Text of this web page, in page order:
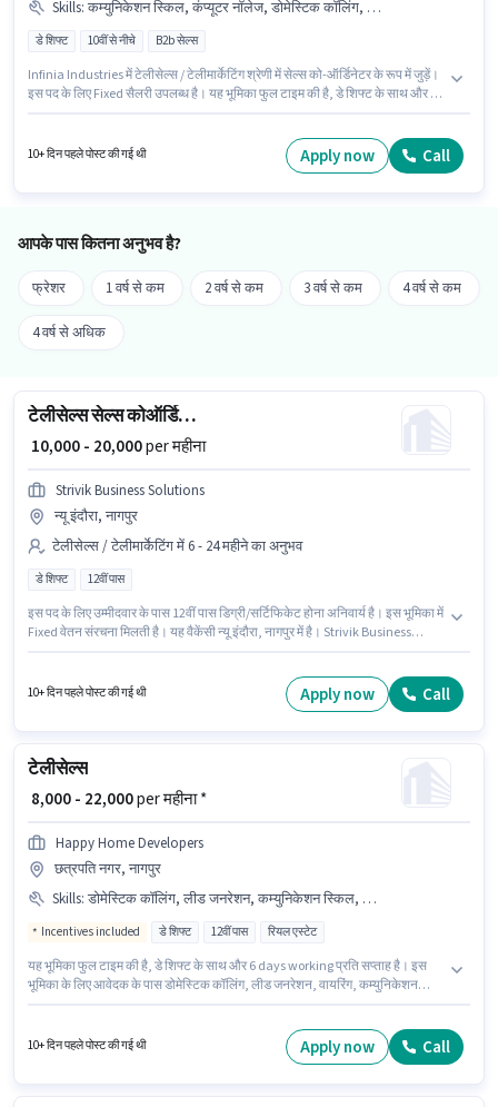
Skills: कम्युनिकेशन स्किल, कंप्यूटर नॉलेज, डोमेस्टिक कॉलिंग, PAN कार्ड, बैंक अकाउंट, इंटरनेशनल कॉलिंग, लैपटॉप/डेस्कटॉप, आउटबाउंड/कोल्ड कॉलिंग, इंटरनेट कनेक्शन, आधार कार्ड
डे शिफ्ट 10वीं से नीचे B2b सेल्स
Infinia Industries में टेलीसेल्स / टेलीमार्केटिंग श्रेणी में सेल्स को-ऑर्डिनेटर के रूप में जुड़ें।
इस पद के लिए Fixed सैलरी उपलब्ध है। यह भूमिका फुल टाइम की है, डे शिफ्ट के साथ और 6
जैसी स्किल्स होनी चाहिए। यह वैकेंसी इंदौरा, नागपुर में है। इस भूमिका के लिए आवेदन करने
हेतु उम्मीदवार के पास इंटरनेट कनेक्शन, लैपटॉप/डेस्कटॉप होना चाहिए।
10+ दिन पहले पोस्ट की गई थी Apply now Call
आपके पास कितना अनुभव है?
फ्रेशर 1 वर्ष से कम 2 वर्ष से कम 3 वर्ष से कम 4 वर्ष से कम
4 वर्ष से अधिक
टेलीसेल्स सेल्स कोऑर्डिनेटर
₹ 10,000 - 20,000per महीना
Strivik Business Solutions
न्यू इंदौरा, नागपुर
टेलीसेल्स / टेलीमार्केटिंग में 6 - 24 महीने का अनुभव
डे शिफ्ट 12वीं पास
इस पद के लिए उम्मीदवार के पास 12वीं पास डिग्री/सर्टिफिकेट होना अनिवार्य है। इस भूमिका में
Fixed वेतन संरचना मिलती है। यह वैकेंसी न्यू इंदौरा, नागपुर में है। Strivik Business
₹20000 रहेगा। यह भूमिका फुल टाइम की है, डे शिफ्ट के साथ और 6 days working प्रति
10+ दिन पहले पोस्ट की गई थी Apply now Call
टेलीसेल्स
₹ 8,000 - 22,000per महीना *
Happy Home Developers
छत्रपति नगर, नागपुर
Skills: डोमेस्टिक कॉलिंग, लीड जनरेशन, कम्युनिकेशन स्किल, वायरिंग
Incentives included डे शिफ्ट 12वीं पास रियल एस्टेट
यह भूमिका फुल टाइम की है, डे शिफ्ट के साथ और 6 days working प्रति सप्ताह है। इस
भूमिका के लिए आवेदक के पास डोमेस्टिक कॉलिंग, लीड जनरेशन, वायरिंग, कम्युनिकेशन
नगर, नागपुर में है। यह भूमिका फ्रेशर के लिए खुली है, मासिक वेतन ₹22000 रहेगा।
10+ दिन पहले पोस्ट की गई थी Apply now Call